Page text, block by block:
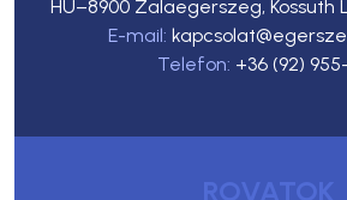
HU–8900 Zalaegerszeg, Kossuth
E-mail:
Telefon: +36 (92)
ROVATOK